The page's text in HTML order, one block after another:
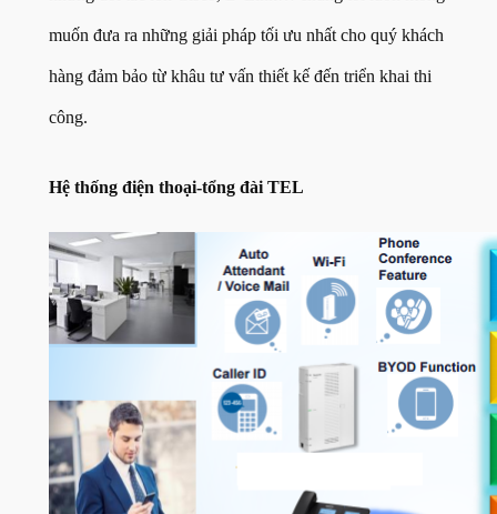
muốn đưa ra những giải pháp tối ưu nhất cho quý khách
hàng đảm bảo từ khâu tư vấn thiết kế đến triển khai thi
công.
Hệ thống điện thoại-tổng đài TEL